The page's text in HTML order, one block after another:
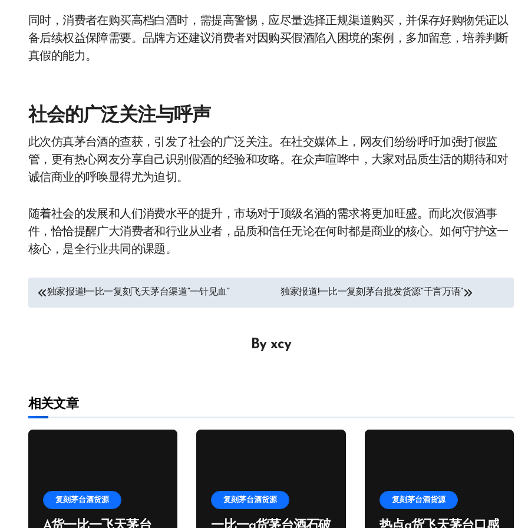
同时，消费者在购买高档白酒时，需提高警惕，应尽量选择正规渠道购买，并保存好购物凭证以
备后续权益保障需要。品牌方还建议消费者对因购买假酒陷入困境的案例，多加留意，培养判断
真假的能力。
社会的广泛关注与呼声
此次仿真茅台酒的查获，引发了社会的广泛关注。在社交媒体上，网友们纷纷呼吁加强打假监
管，更有热心网友分享自己识别假酒的经验和攻略。在众声喧哗中，大家对品质生活的期待和对
诚信商业的呼唤显得尤为迫切。
随着社会的发展和人们消费水平的提升，市场对于顶级名酒的需求将更加旺盛。而此次假酒事
件，恰恰提醒广大消费者和行业从业者，品质和信任无论在何时都是商业的核心。如何守护这一
核心，是全行业共同的课题。
文独家报道!一比一复刻飞天茅台渠道“一针见血” 独家报道!一比一复刻茅台批发货源“千言万语”
By xcy
相关文章
复刻茅台酒货源 复刻茅台酒货源 复刻茅台酒货源